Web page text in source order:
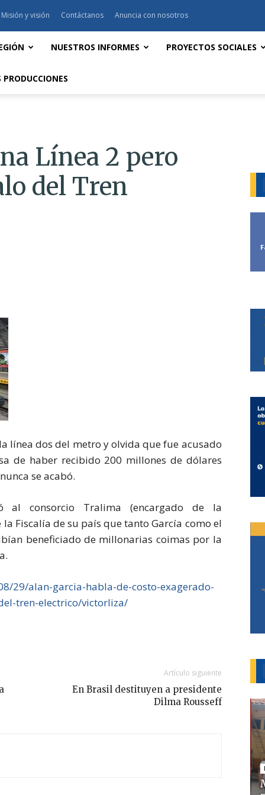
Misión y visión Contáctanos Anuncia con nosotros
NUESTROS INFORMES PROYECTOS SOCIALES
Línea 2 pero
del Tren
línea dos del metro y olvida que fue acusado
de haber recibido 200 millones de dólares
se acabó.
al consorcio Tralima (encargado de la
Fiscalía de su país que tanto García como el
beneficiado de millonarias coimas por la
29/alan-garcia-habla-de-costo-exagerado-
tren-electrico/victorliza/
Artículo siguiente
En Brasil destituyen a presidente
Dilma Rousseff